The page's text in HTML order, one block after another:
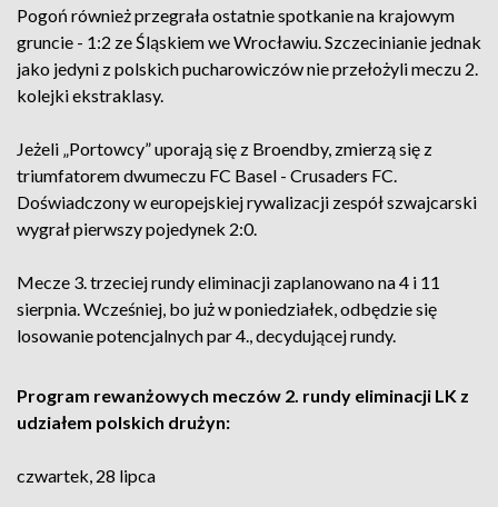
Pogoń również przegrała ostatnie spotkanie na krajowym
gruncie - 1:2 ze Śląskiem we Wrocławiu. Szczecinianie jednak
jako jedyni z polskich pucharowiczów nie przełożyli meczu 2.
kolejki ekstraklasy.
Jeżeli „Portowcy” uporają się z Broendby, zmierzą się z
triumfatorem dwumeczu FC Basel - Crusaders FC.
Doświadczony w europejskiej rywalizacji zespół szwajcarski
wygrał pierwszy pojedynek 2:0.
Mecze 3. trzeciej rundy eliminacji zaplanowano na 4 i 11
sierpnia. Wcześniej, bo już w poniedziałek, odbędzie się
losowanie potencjalnych par 4., decydującej rundy.
Program rewanżowych meczów 2. rundy eliminacji LK z
udziałem polskich drużyn:
czwartek, 28 lipca